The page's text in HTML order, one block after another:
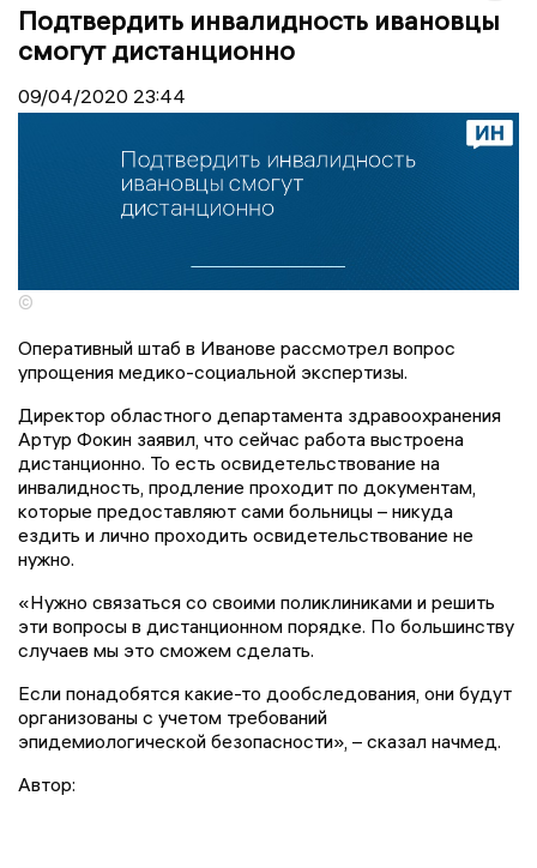
Подтвердить инвалидность ивановцы
смогут дистанционно
09/04/2020 23:44
©
Оперативный штаб в Иванове рассмотрел вопрос
упрощения медико-социальной экспертизы.
Директор областного департамента здравоохранения
Артур Фокин заявил, что сейчас работа выстроена
дистанционно. То есть освидетельствование на
инвалидность, продление проходит по документам,
которые предоставляют сами больницы – никуда
ездить и лично проходить освидетельствование не
нужно.
«Нужно связаться со своими поликлиниками и решить
эти вопросы в дистанционном порядке. По большинству
случаев мы это сможем сделать.
Если понадобятся какие-то дообследования, они будут
организованы с учетом требований
эпидемиологической безопасности», – сказал начмед.
Автор: